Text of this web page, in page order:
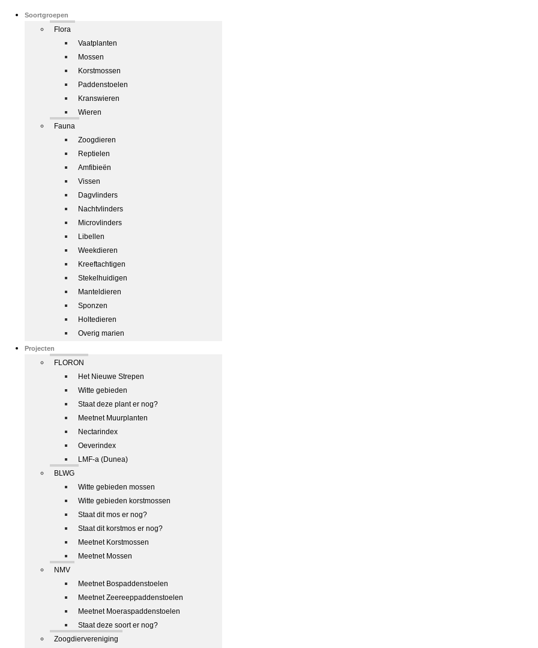
Soortgroepen
Flora
Vaatplanten
Mossen
Korstmossen
Paddenstoelen
Kranswieren
Wieren
Fauna
Zoogdieren
Reptielen
Amfibieën
Vissen
Dagvlinders
Nachtvlinders
Microvlinders
Libellen
Weekdieren
Kreeftachtigen
Stekelhuidigen
Manteldieren
Sponzen
Holtedieren
Overig marien
Projecten
FLORON
Het Nieuwe Strepen
Witte gebieden
Staat deze plant er nog?
Meetnet Muurplanten
Nectarindex
Oeverindex
LMF-a (Dunea)
BLWG
Witte gebieden mossen
Witte gebieden korstmossen
Staat dit mos er nog?
Staat dit korstmos er nog?
Meetnet Korstmossen
Meetnet Mossen
NMV
Meetnet Bospaddenstoelen
Meetnet Zeereeppaddenstoelen
Meetnet Moeraspaddenstoelen
Staat deze soort er nog?
Zoogdiervereniging